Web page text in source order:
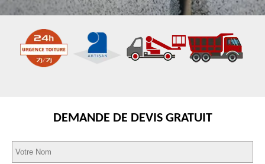
DEMANDE DE DEVIS GRATUIT